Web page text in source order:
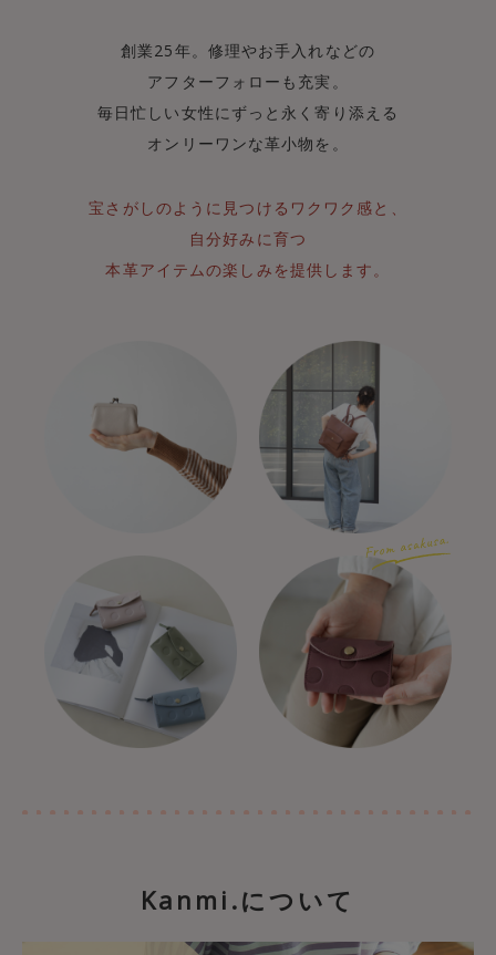
創業25年。修理やお手入れなどの
アフターフォローも充実。
毎日忙しい女性にずっと永く寄り添える
オンリーワンな革小物を。
宝さがしのように見つけるワクワク感と、
自分好みに育つ
本革アイテムの楽しみを提供します。
Kanmi.について